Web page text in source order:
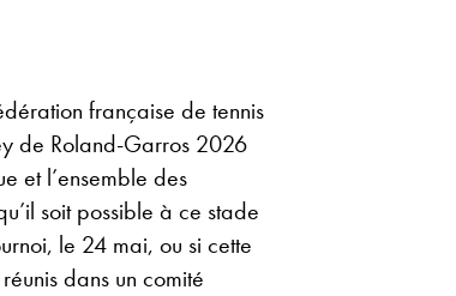
française de tennis
de Roland-Garros 2026
et l’ensemble des
soit possible à ce stade
le 24 mai, ou si cette
dans un comité